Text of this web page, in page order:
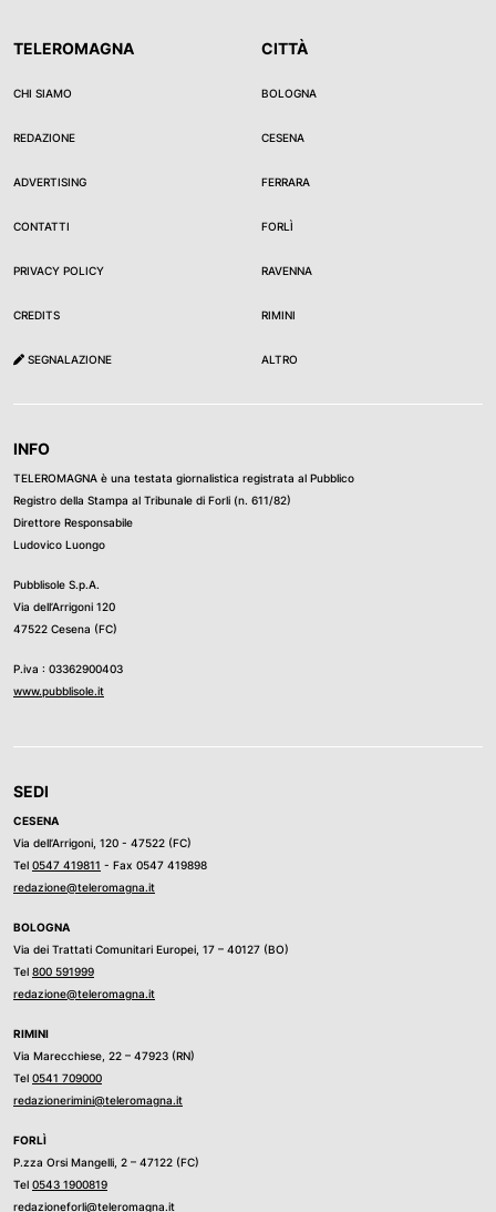
TELEROMAGNA
CHI SIAMO
REDAZIONE
ADVERTISING
CONTATTI
PRIVACY POLICY
CREDITS
SEGNALAZIONE
CITTÀ
BOLOGNA
CESENA
FERRARA
FORLÌ
RAVENNA
RIMINI
ALTRO
INFO
TELEROMAGNA è una testata giornalistica registrata al Pubblico
Registro della Stampa al Tribunale di Forli (n. 611/82)
Direttore Responsabile
Ludovico Luongo
Pubblisole S.p.A.
Via dell’Arrigoni 120
47522 Cesena (FC)
P.iva : 03362900403
www.pubblisole.it
SEDI
CESENA
Via dell’Arrigoni, 120 - 47522 (FC)
Tel 0547 419811 - Fax 0547 419898
redazione@teleromagna.it
BOLOGNA
Via dei Trattati Comunitari Europei, 17 – 40127 (BO)
Tel 800 591999
redazione@teleromagna.it
RIMINI
Via Marecchiese, 22 – 47923 (RN)
Tel 0541 709000
redazionerimini@teleromagna.it
FORLÌ
P.zza Orsi Mangelli, 2 – 47122 (FC)
Tel 0543 1900819
redazioneforli@teleromagna.it